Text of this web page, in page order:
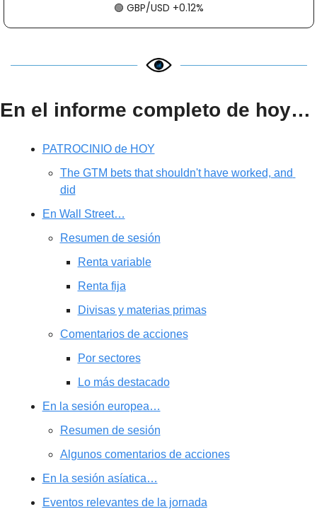
🟢 ​​​​ GBP/USD +0.12%
En el informe completo de hoy…
PATROCINIO de HOY
The GTM bets that shouldn't have worked, and
did
En Wall Street…
Resumen de sesión
Renta variable
Renta fija
Divisas y materias primas
Comentarios de acciones
Por sectores
Lo más destacado
En la sesión europea…
Resumen de sesión
Algunos comentarios de acciones
En la sesión asíatica…
Eventos relevantes de la jornada